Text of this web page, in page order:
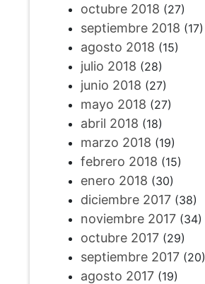
octubre 2018 (27)
septiembre 2018 (17)
agosto 2018 (15)
julio 2018 (28)
junio 2018 (27)
mayo 2018 (27)
abril 2018 (18)
marzo 2018 (19)
febrero 2018 (15)
enero 2018 (30)
diciembre 2017(38)
noviembre 2017(34)
octubre 2017(29)
septiembre 2017(20)
agosto 2017(19)